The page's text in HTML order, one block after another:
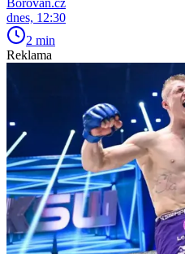
dnes, 12:30
2 min
Reklama